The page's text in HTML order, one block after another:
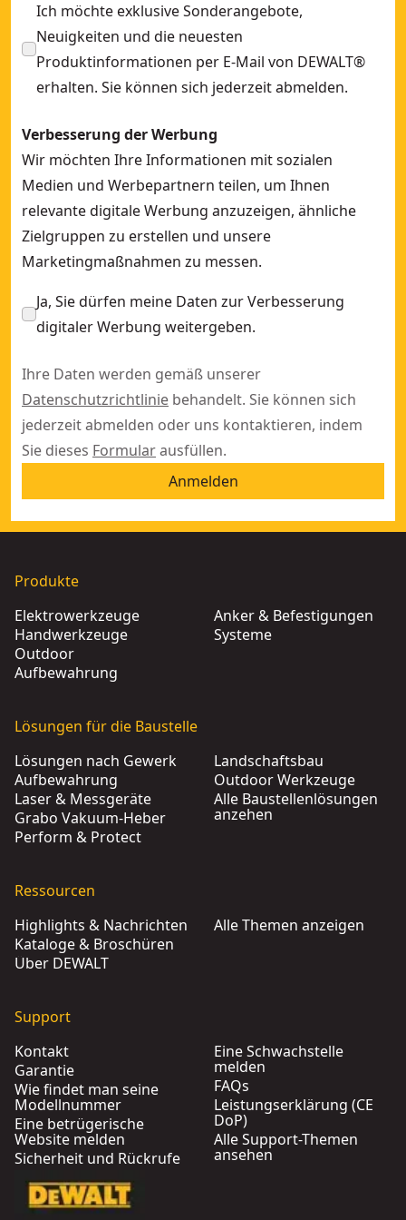
Ich möchte exklusive Sonderangebote,
Neuigkeiten und die neuesten
Produktinformationen per E-Mail von DEWALT®
erhalten. Sie können sich jederzeit abmelden.
Verbesserung der Werbung
Wir möchten Ihre Informationen mit sozialen
Medien und Werbepartnern teilen, um Ihnen
relevante digitale Werbung anzuzeigen, ähnliche
Zielgruppen zu erstellen und unsere
Marketingmaßnahmen zu messen.
Ja, Sie dürfen meine Daten zur Verbesserung
digitaler Werbung weitergeben.
Ihre Daten werden gemäß unserer
Datenschutzrichtlinie behandelt. Sie können sich
jederzeit abmelden oder uns kontaktieren, indem
Sie dieses Formularausfüllen.
Anmelden
Produkte
Elektrowerkzeuge
Handwerkzeuge
Outdoor
Aufbewahrung
Anker & Befestigungen
Systeme
Lösungen für die Baustelle
Lösungen nach Gewerk
Aufbewahrung
Laser & Messgeräte
Grabo Vakuum-Heber
Perform & Protect
Landschaftsbau
Outdoor Werkzeuge
Alle Baustellenlösungen
anzehen
Ressourcen
Highlights & Nachrichten
Kataloge & Broschüren
Über DEWALT
Alle Themen anzeigen
Support
Kontakt
Garantie
Wie findet man seine
Modellnummer
Eine betrügerische
Website melden
Sicherheit und Rückrufe
Eine Schwachstelle
melden
FAQs
Leistungserklärung (CE
DoP)
Alle Support-Themen
ansehen